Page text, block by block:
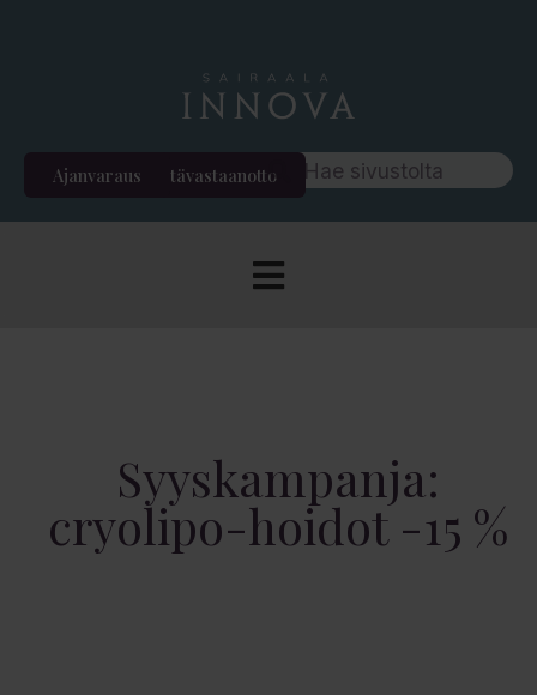
Etävastaanotto
Ajanvaraus
Syyskampanja:
cryolipo-hoidot -15 %